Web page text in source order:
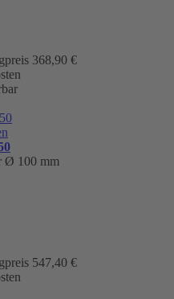
368,90 €
Ø 100 mm
547,40 €